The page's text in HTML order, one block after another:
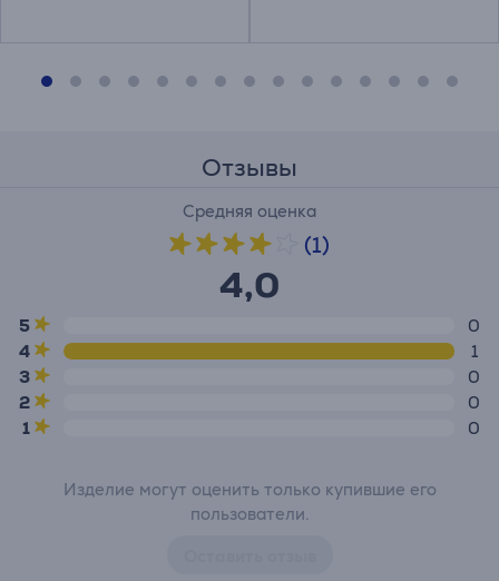
Отзывы
Средняя оценка
(1)
4,0
5
0
4
1
3
0
2
0
1
0
Изделие могут оценить только купившие его
пользователи.